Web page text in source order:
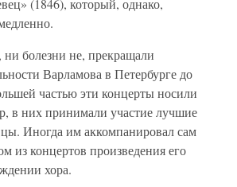
(1846), который, однако,
болезни не, прекращали
Варламова в Петербурге до
частью эти концерты носили
в них принимали участие лучшие
Иногда им аккомпанировал сам
из концертов произведения его
хора.